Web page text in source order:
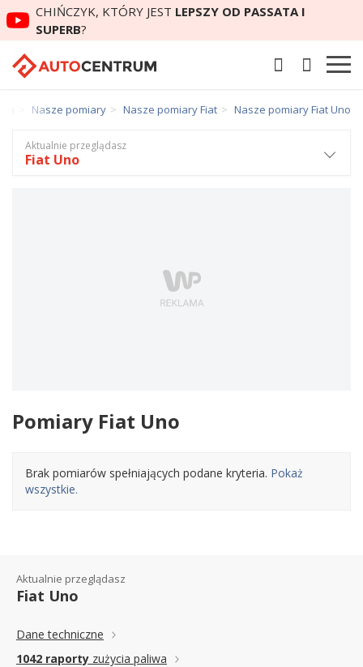
CHIŃCZYK, KTÓRY JEST LEPSZY OD PASSATA I
SUPERB?
Nasze pomiary Nasze pomiary Fiat Nasze pomiary Fiat Uno
Pomiary Fiat Uno
Brak pomiarów spełniających podane kryteria. Pokaż
wszystkie.
Aktualnie przeglądasz
Fiat Uno
Aktualnie przeglądasz
Fiat Uno
Dane techniczne
1042 raporty zużycia paliwa